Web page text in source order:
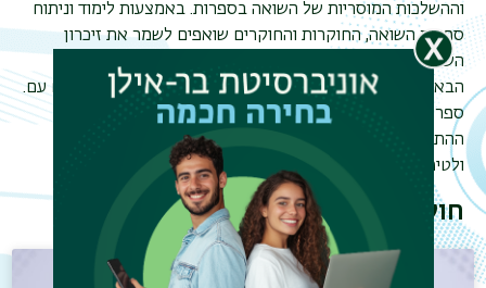
וההשלכות המוסריות של השואה בספרות. באמצעות לימוד וניתוח
ספרות השואה, החוקרות והחוקרים שואפים לשמר את זיכרון
השואה, לכבד את הקורבנות ואת הניצולים ולחנך את הדורות
הבאים בדבר הסכנות הטמונות בדעות קדומות, בהפליה וברצח עם.
ספרות השואה היא אמצעי להתמודדות עם המורכבות של
ההתנהגות האנושית ומצע לחקר שאלות של אתיקה ואחריות
ולטיפוחם של אמפתיה וסובלנות.
חוקרים